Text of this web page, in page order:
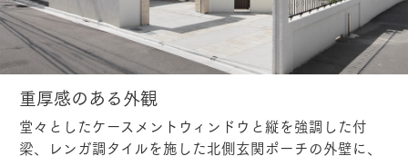
重厚感のある外観
堂々としたケースメントウィンドウと縦を強調した付
梁、レンガ調タイルを施した北側玄関ポーチの外壁に、